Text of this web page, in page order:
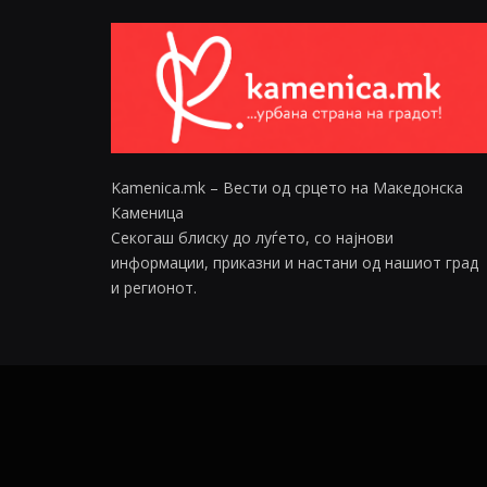
Kamenica.mk – Вести од срцето на Македонска
Каменица
Секогаш блиску до луѓето, со најнови
информации, приказни и настани од нашиот град
и регионот.